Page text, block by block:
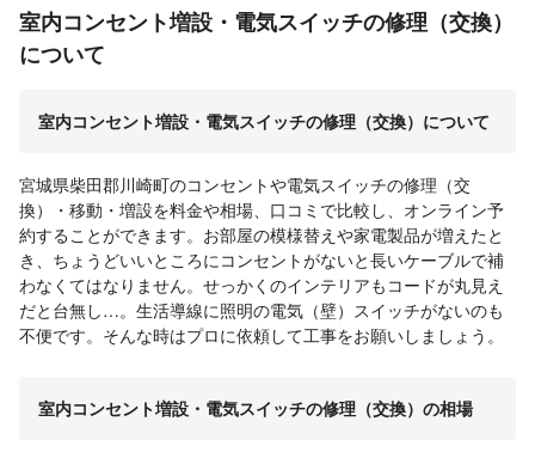
室内コンセント増設・電気スイッチの修理（交換）
について
室内コンセント増設・電気スイッチの修理（交換）について
宮城県柴田郡川崎町のコンセントや電気スイッチの修理（交
換）・移動・増設を料金や相場、口コミで比較し、オンライン予
約することができます。お部屋の模様替えや家電製品が増えたと
き、ちょうどいいところにコンセントがないと長いケーブルで補
わなくてはなりません。せっかくのインテリアもコードが丸見え
だと台無し…。生活導線に照明の電気（壁）スイッチがないのも
不便です。そんな時はプロに依頼して工事をお願いしましょう。
室内コンセント増設・電気スイッチの修理（交換）の相場